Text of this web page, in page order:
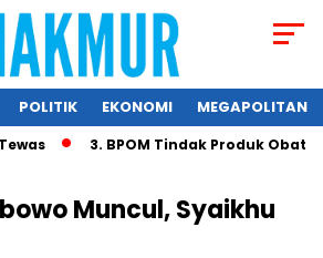
POLITIK EKONOMI MEGAPOLITAN
3. BPOM Tindak Produk Obat
Muncul, Syaikhu